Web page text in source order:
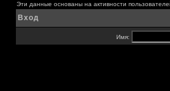
Эти данные основаны на активности
Вход
Имя: